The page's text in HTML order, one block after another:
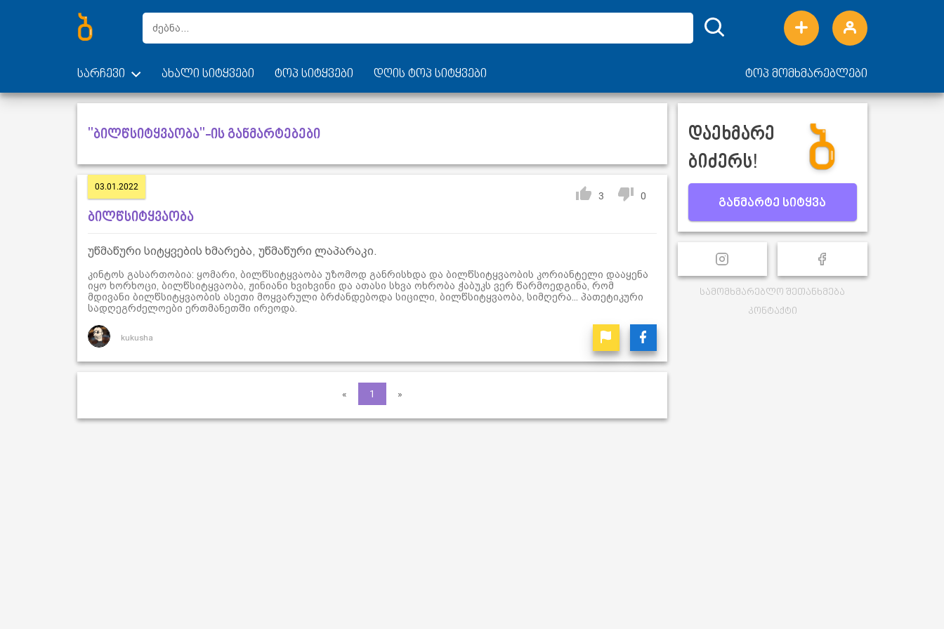
სარჩევი ახალი სიტყვები ტოპ სიტყვები დღის ტოპ სიტყვები ტოპ მომხმარებლები
"ბილწსიტყვაობა"-ის განმარტებები
03.01.2022
3 0
ბილწსიტყვაობა
უწმაწური სიტყვების ხმარება, უწმაწური ლაპარაკი.
კინტოს გასართობია: ყომარი, ბილწსიტყვაობა უზომოდ განრისხდა და ბილწსიტყვაობის კორიანტელი დააყენა
იყო ხორხოცი, ბილწსიტყვაობა, ჟინიანი ხვიხვინი და ათასი სხვა ოხრობა ჭაბუკს ვერ წარმოედგინა, რომ
მდივანი ბილწსიტყვაობის ასეთი მოყვარული ბრძანდებოდა სიცილი, ბილწსიტყვაობა, სიმღერა... პათეტიკური
სადღეგრძელოები ერთმანეთში ირეოდა.
kukusha
« 1 »
დაეხმარე
ბიძერს!
განმარტე სიტყვა
სამომხმარებლო შეთანხმება
კონტაქტი